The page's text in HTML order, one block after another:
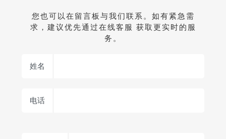
您也可以在留言板与我们联系。如有紧急需
求，建议优先通过在线客服 获取更实时的服
务。
姓名
电话